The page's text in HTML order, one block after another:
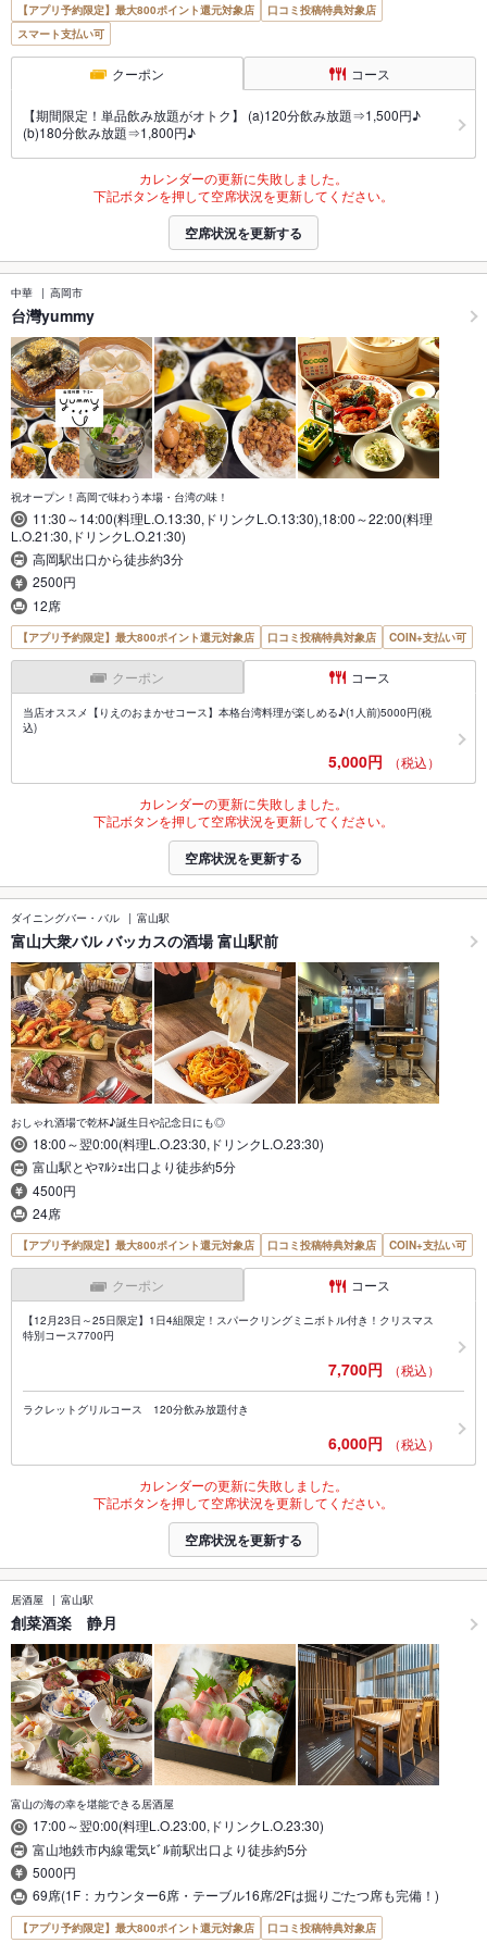
【アプリ予約限定】最大800ポイント還元対象店
口コミ投稿特典対象店
スマート支払い可
クーポン コース
【期間限定！単品飲み放題がオトク】 (a)120分飲み放題⇒1,500円♪
(b)180分飲み放題⇒1,800円♪
カレンダーの更新に失敗しました。
下記ボタンを押して空席状況を更新してください。
空席状況を更新する
中華 高岡市
台灣yummy
祝オープン！高岡で味わう本場・台湾の味！
11:30～14:00(料理L.O.13:30,ドリンクL.O.13:30),18:00～22:00(料理
L.O.21:30,ドリンクL.O.21:30)
高岡駅出口から徒歩約3分
2500円
12席
【アプリ予約限定】最大800ポイント還元対象店 口コミ投稿特典対象店 COIN+支払い可
クーポン コース
当店オススメ【りえのおまかせコース】本格台湾料理が楽しめる♪(1人前)5000円(税
込)
5,000円 （税込）
カレンダーの更新に失敗しました。
下記ボタンを押して空席状況を更新してください。
空席状況を更新する
ダイニングバー・バル 富山駅
富山大衆バル バッカスの酒場 富山駅前
おしゃれ酒場で乾杯♪誕生日や記念日にも◎
18:00～翌0:00(料理L.O.23:30,ドリンクL.O.23:30)
富山駅とやﾏﾙｼｪ出口より徒歩約5分
4500円
24席
【アプリ予約限定】最大800ポイント還元対象店 口コミ投稿特典対象店 COIN+支払い可
クーポン コース
【12月23日～25日限定】1日4組限定！スパークリングミニボトル付き！クリスマス
特別コース7700円
7,700円 （税込）
ラクレットグリルコース 120分飲み放題付き
6,000円 （税込）
カレンダーの更新に失敗しました。
下記ボタンを押して空席状況を更新してください。
空席状況を更新する
居酒屋 富山駅
創菜酒楽 静月
富山の海の幸を堪能できる居酒屋
17:00～翌0:00(料理L.O.23:00,ドリンクL.O.23:30)
富山地鉄市内線電気ﾋﾞﾙ前駅出口より徒歩約5分
5000円
69席(1F：カウンター6席・テーブル16席/2Fは掘りごたつ席も完備！)
【アプリ予約限定】最大800ポイント還元対象店 口コミ投稿特典対象店